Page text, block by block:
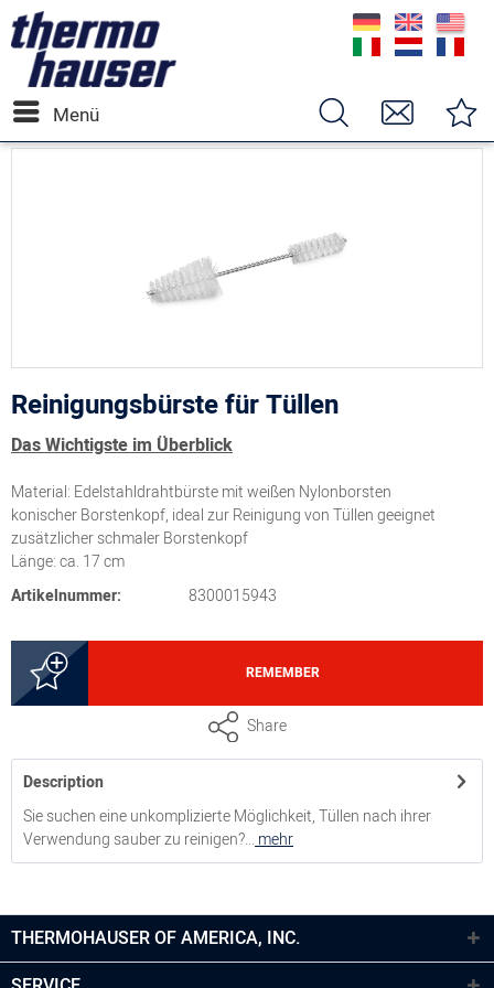
Menü
Reinigungsbürste für Tüllen
Das Wichtigste im Überblick
Material: Edelstahldrahtbürste mit weißen Nylonborsten
konischer Borstenkopf, ideal zur Reinigung von Tüllen geeignet
zusätzlicher schmaler Borstenkopf
Länge: ca. 17 cm
Artikelnummer:
8300015943
REMEMBER
Share
Description
Sie suchen eine unkomplizierte Möglichkeit, Tüllen nach ihrer
Verwendung sauber zu reinigen?... mehr
THERMOHAUSER OF AMERICA, INC.